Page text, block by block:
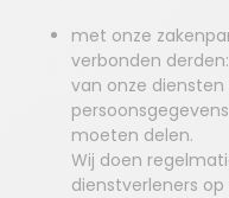
met onze
verbonden
van onze
moeten delen.
Wij doen
dienstverleners